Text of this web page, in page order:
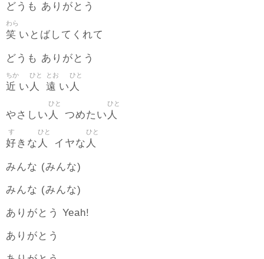
どうも ありがとう
笑
わら
いとばしてくれて
どうも ありがとう
近
ちか
い 人
ひと
遠
とお
い 人
ひと
やさしい 人
ひと
つめたい 人
ひと
好
す
きな 人
ひと
イヤな 人
ひと
みんな (みんな)
みんな (みんな)
ありがとう Yeah!
ありがとう